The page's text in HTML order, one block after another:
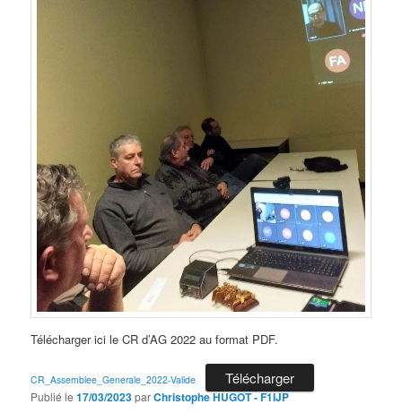
Télécharger ici le CR d’AG 2022 au format PDF.
CR_Assemblee_Generale_2022-Valide Télécharger
Publié le17/03/2023parChristophe HUGOT - F1IJP